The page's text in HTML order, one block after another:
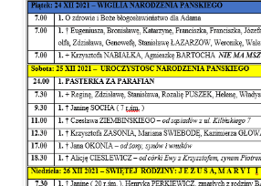
Niezbędnik Katolika
Kaplica Adoracji
Pracownicy
e-Katolik
Nabożeństwa